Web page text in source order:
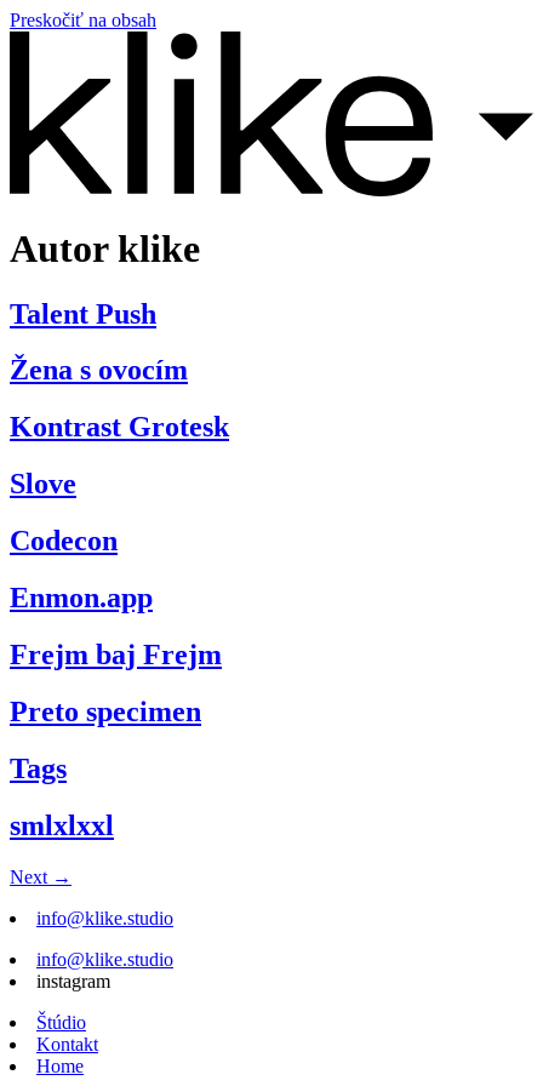
Preskočiť na obsah
Autorklike
Talent Push
Žena s ovocím
Kontrast Grotesk
Slove
Codecon
Enmon.app
Frejm baj Frejm
Preto specimen
Tags
smlxlxxl
Next →
info@klike.studio
info@klike.studio
instagram
Štúdio
Kontakt
Home